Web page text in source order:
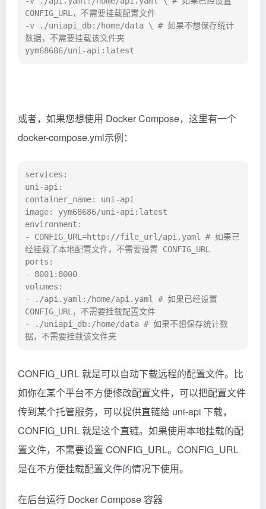
CONFIG_URL，不需要挂载配置文件
-v ./uniapi_db:/home/data \ # 如果不想保存统计
数据，不需要挂载该文件夹
yym68686/uni-api:latest
或者，如果您想使用 Docker Compose，这里有一个
docker-compose.yml示例：
services:
uni-api:
container_name: uni-api
image: yym68686/uni-api:latest
environment:
- CONFIG_URL=http://file_url/api.yaml # 如果已
经挂载了本地配置文件，不需要设置 CONFIG_URL
ports:
- 8001:8000
volumes:
- ./api.yaml:/home/api.yaml # 如果已经设置
CONFIG_URL，不需要挂载配置文件
- ./uniapi_db:/home/data # 如果不想保存统计数
据，不需要挂载该文件夹
CONFIG_URL 就是可以自动下载远程的配置文件。比
如你在某个平台不方便修改配置文件，可以把配置文件
传到某个托管服务，可以提供直链给 uni-api 下载，
CONFIG_URL 就是这个直链。如果使用本地挂载的配
置文件，不需要设置 CONFIG_URL。CONFIG_URL
是在不方便挂载配置文件的情况下使用。
在后台运行 Docker Compose 容器